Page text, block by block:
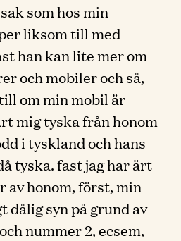
som hos min
liksom till med
han kan lite mer om
och mobiler och så,
om min mobil är
mig tyska från honom
i tyskland och hans
tyska. fast jag har ärt
av honom, först, min
dålig syn på grund av
nummer 2, ecsem,